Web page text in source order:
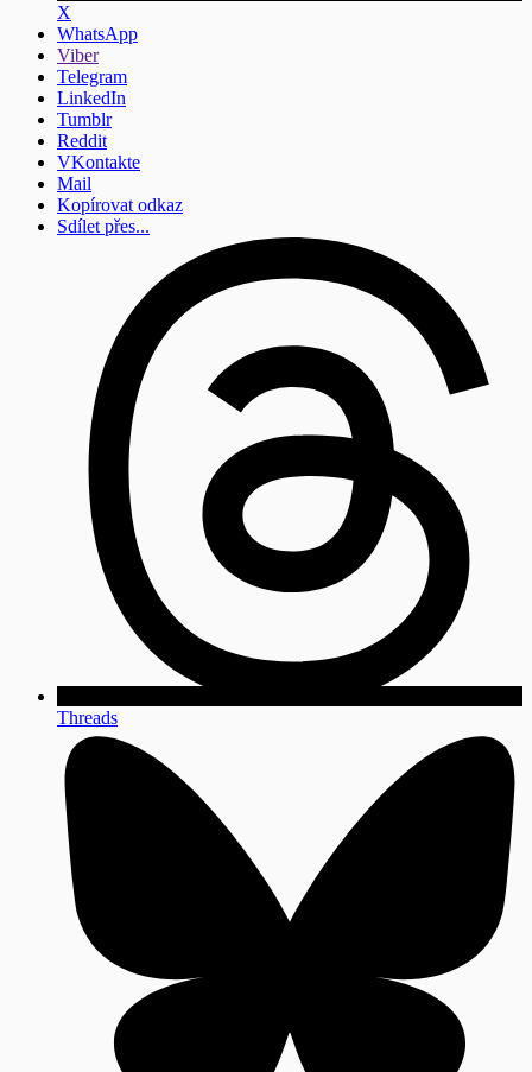
X
WhatsApp
Viber
Telegram
LinkedIn
Tumblr
Reddit
VKontakte
Mail
Kopírovat odkaz
Sdílet přes...
Threads